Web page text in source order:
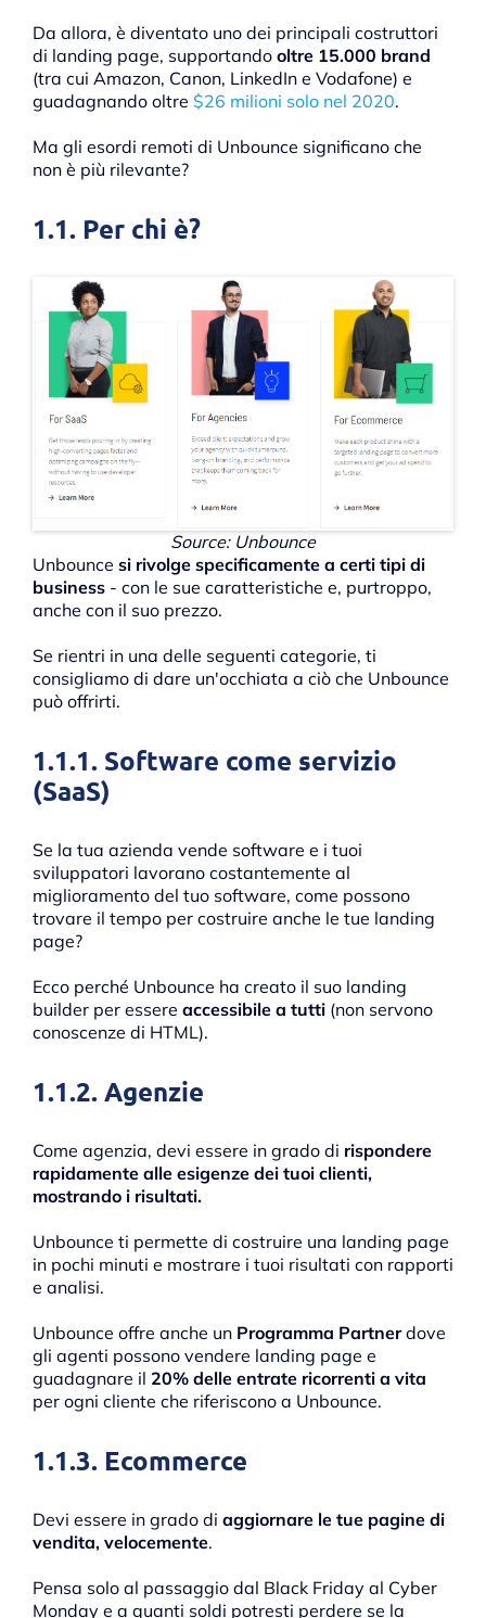
Da allora, è diventato uno dei principali costruttori
di landing page, supportando oltre 15.000 brand
(tra cui Amazon, Canon, LinkedIn e Vodafone) e
guadagnando oltre $26 milioni solo nel 2020.
Ma gli esordi remoti di Unbounce significano che
non è più rilevante?
1.1. Per chi è?
Source: Unbounce
Unbounce si rivolge specificamente a certi tipi di
business - con le sue caratteristiche e, purtroppo,
anche con il suo prezzo.
Se rientri in una delle seguenti categorie, ti
consigliamo di dare un'occhiata a ciò che Unbounce
può offrirti.
1.1.1. Software come servizio
(SaaS)
Se la tua azienda vende software e i tuoi
sviluppatori lavorano costantemente al
miglioramento del tuo software, come possono
trovare il tempo per costruire anche le tue landing
page?
Ecco perché Unbounce ha creato il suo landing
builder per essere accessibile a tutti (non servono
conoscenze di HTML).
1.1.2. Agenzie
Come agenzia, devi essere in grado di rispondere
rapidamente alle esigenze dei tuoi clienti,
mostrando i risultati.
Unbounce ti permette di costruire una landing page
in pochi minuti e mostrare i tuoi risultati con rapporti
e analisi.
Unbounce offre anche un Programma Partnerdove
gli agenti possono vendere landing page e
guadagnare il 20% delle entrate ricorrenti a vita
per ogni cliente che riferiscono a Unbounce.
1.1.3. Ecommerce
Devi essere in grado di aggiornare le tue pagine di
vendita, velocemente.
Pensa solo al passaggio dal Black Friday al Cyber
Monday e a quanti soldi potresti perdere se la